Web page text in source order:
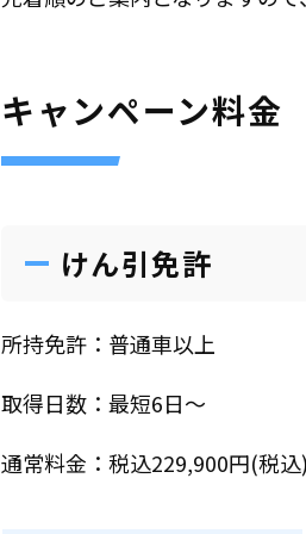
キャンペーン料金
けん引免許
所持免許：普通車以上
取得日数：最短6日〜
通常料金：税込229,900円(税